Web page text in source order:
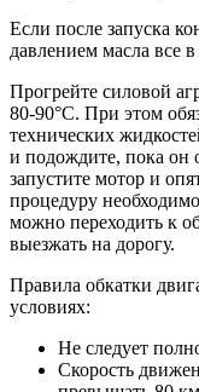
Если после запуска
давлением масла все
Прогрейте силовой
80-90°С. При этом
технических
и подождите, пока он
запустите мотор и
процедуру
можно переходить к
выезжать на дорогу.
Правила обкатки
условиях:
Не следует
Скорость